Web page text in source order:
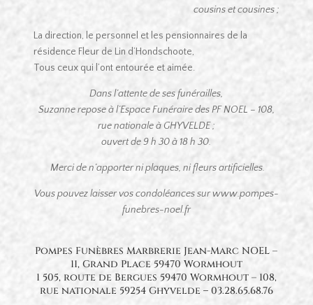
cousins et cousines ;
La direction, le personnel et les pensionnaires de la
résidence Fleur de Lin d’Hondschoote,
Tous ceux qui l’ont entourée et aimée.
Dans l’attente de ses funérailles,
Suzanne repose à l’Espace Funéraire des PF NOEL – 108,
rue nationale à GHYVELDE ;
ouvert de 9 h 30 à 18 h 30.
Merci de n’apporter ni plaques, ni fleurs artificielles.
Vous pouvez laisser vos condoléances sur www.pompes-
funebres-noel.fr
Pompes Funèbres Marbrerie Jean-Marc NOEL –
11, Grand Place 59470 Wormhout
1 505, route de Bergues 59470 Wormhout – 108,
rue nationale 59254 Ghyvelde – 03.28.65.68.76